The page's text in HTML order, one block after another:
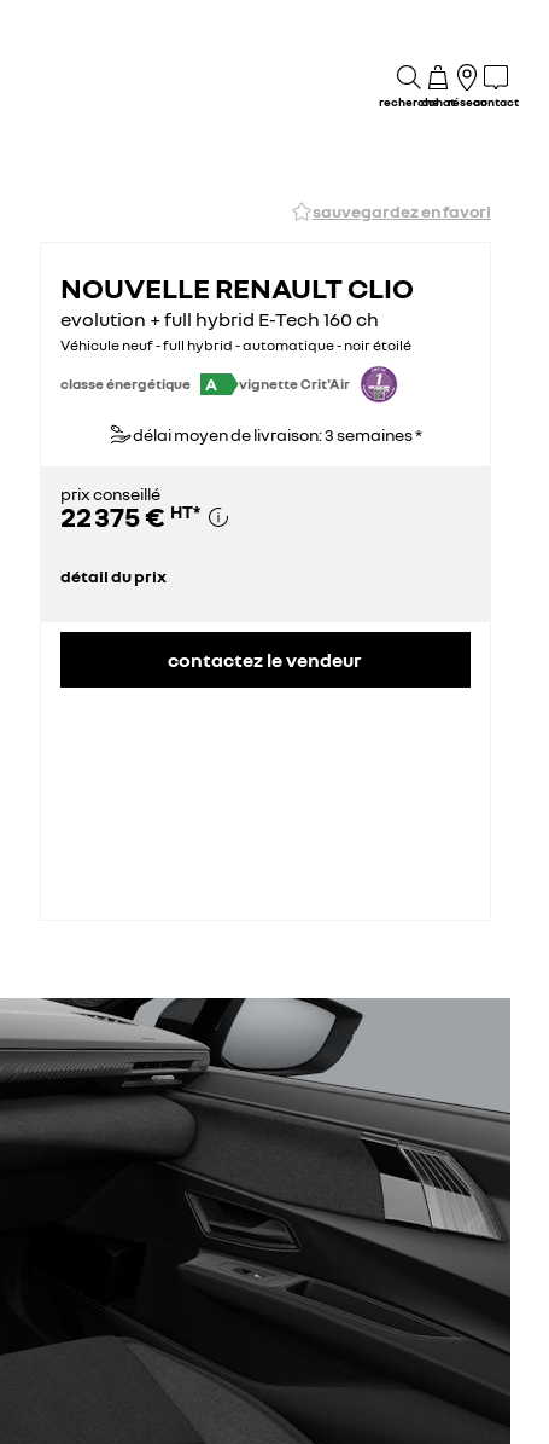
rechercheachatréseaucontact
sauvegardez en favori
NOUVELLE RENAULT CLIO
evolution + full hybrid E-Tech 160 ch
Véhicule neuf - full hybrid - automatique - noir étoilé
classe énergétique A vignette Crit'Air
délai moyen de livraison: 3 semaines *
prix conseillé
22 375 € HT*
détail du prix
contactez le vendeur